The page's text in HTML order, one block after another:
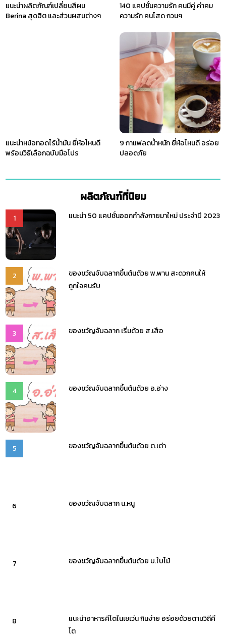
แนะนำผลิตภัณฑ์เปลี่ยนสีผม
Berina สุดฮิต และส่วนผสมต่างๆ
140 แคปชั่นความรัก คนมีคู่ คำคม
ความรัก คนโสด กวนๆ
แนะนำหม้อทอดไร้น้ำมัน ยี่ห้อไหนดี
พร้อมวิธีเลือกฉบับมือโปร
9 กาแฟลดน้ำหนัก ยี่ห้อไหนดี อร่อย
ปลอดภัย
ผลิตภัณฑ์ที่นิยม
1 แนะนำ 50 แคปชั่นออกกำลังกายมาใหม่ ประจำปี 2023
2
ของขวัญจับฉลากขึ้นต้นด้วย พ.พาน สะดวกคนให้
ถูกใจคนรับ
3 ของขวัญจับฉลาก เริ่มด้วย ส.เสือ
4 ของขวัญจับฉลากขึ้นต้นด้วย อ.อ่าง
5 ของขวัญจับฉลากขึ้นต้นด้วย ต.เต่า
6 ของขวัญจับฉลาก น.หนู
7 ของขวัญจับฉลากขึ้นต้นด้วย บ.ใบไม้
8
แนะนำอาหารคีโตในเซเว่น กินง่าย อร่อยด้วยตามวิถีคี
โต